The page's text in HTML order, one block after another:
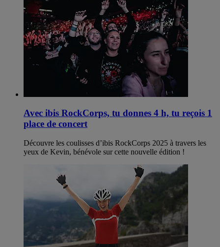
Avec ibis RockCorps, tu donnes 4 h, tu reçois 1
place de concert
Découvre les coulisses d’ibis RockCorps 2025 à travers les
yeux de Kevin, bénévole sur cette nouvelle édition !